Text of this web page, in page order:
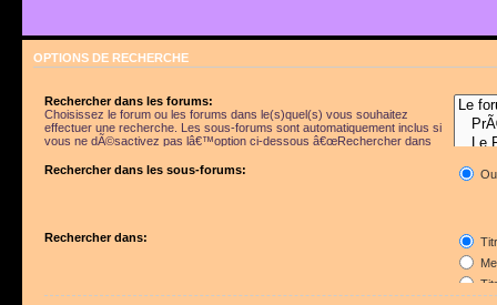
OPTIONS DE RECHERCHE
Rechercher dans les forums:
Choisissez le forum ou les forums dans le(s)quel(s) vous souhaitez
effectuer une recherche. Les sous-forums sont automatiquement inclus si
vous ne dÃ©sactivez pas lâ€™option ci-dessous â€œRechercher dans
Rechercher dans les sous-forums:
Rechercher dans: